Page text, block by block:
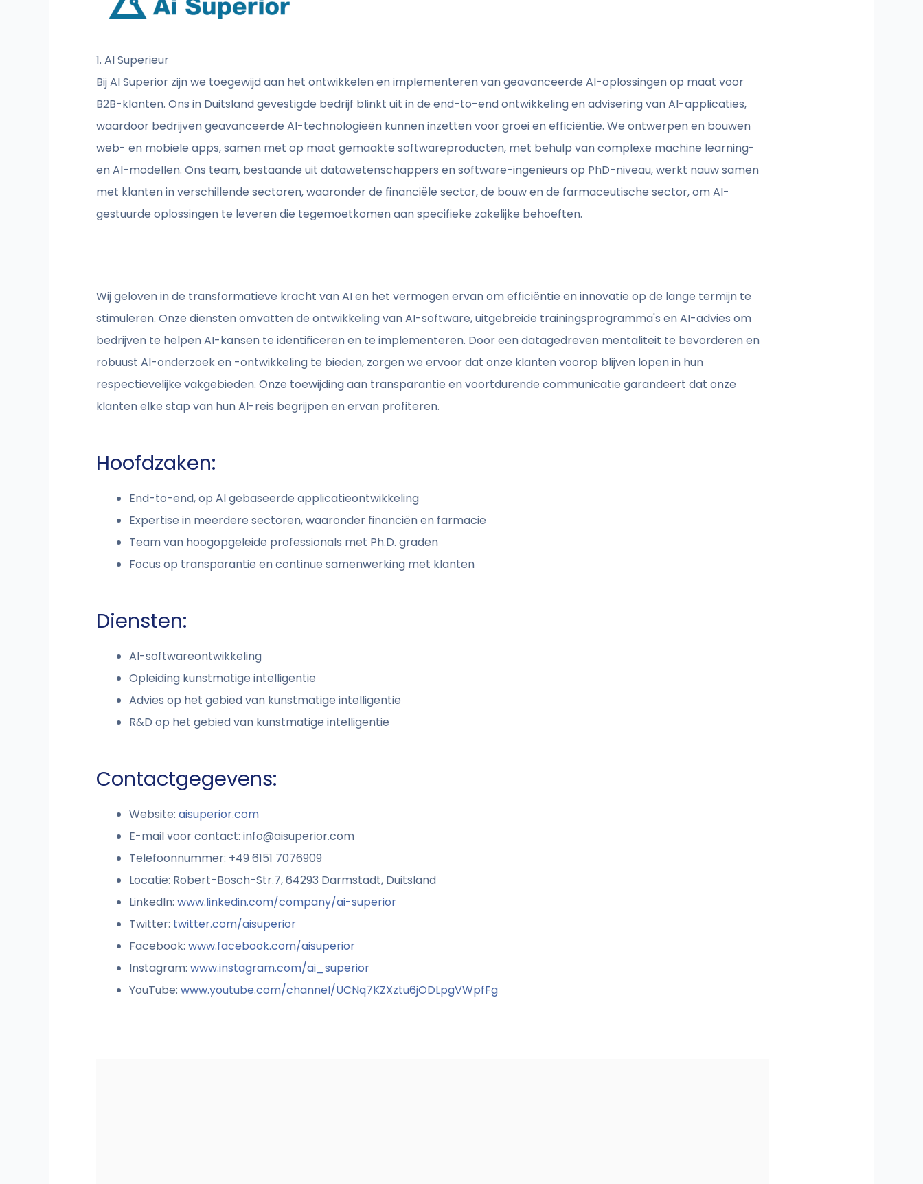
1. AI Superieur
Bij AI Superior zijn we toegewijd aan het ontwikkelen en implementeren van geavanceerde AI-oplossingen op maat voor
B2B-klanten. Ons in Duitsland gevestigde bedrijf blinkt uit in de end-to-end ontwikkeling en advisering van AI-applicaties,
waardoor bedrijven geavanceerde AI-technologieën kunnen inzetten voor groei en efficiëntie. We ontwerpen en bouwen
web- en mobiele apps, samen met op maat gemaakte softwareproducten, met behulp van complexe machine learning-
en AI-modellen. Ons team, bestaande uit datawetenschappers en software-ingenieurs op PhD-niveau, werkt nauw samen
met klanten in verschillende sectoren, waaronder de financiële sector, de bouw en de farmaceutische sector, om AI-
gestuurde oplossingen te leveren die tegemoetkomen aan specifieke zakelijke behoeften.
Wij geloven in de transformatieve kracht van AI en het vermogen ervan om efficiëntie en innovatie op de lange termijn te
stimuleren. Onze diensten omvatten de ontwikkeling van AI-software, uitgebreide trainingsprogramma's en AI-advies om
bedrijven te helpen AI-kansen te identificeren en te implementeren. Door een datagedreven mentaliteit te bevorderen en
robuust AI-onderzoek en -ontwikkeling te bieden, zorgen we ervoor dat onze klanten voorop blijven lopen in hun
respectievelijke vakgebieden. Onze toewijding aan transparantie en voortdurende communicatie garandeert dat onze
klanten elke stap van hun AI-reis begrijpen en ervan profiteren.
Hoofdzaken:
End-to-end, op AI gebaseerde applicatieontwikkeling
Expertise in meerdere sectoren, waaronder financiën en farmacie
Team van hoogopgeleide professionals met Ph.D. graden
Focus op transparantie en continue samenwerking met klanten
Diensten:
AI-softwareontwikkeling
Opleiding kunstmatige intelligentie
Advies op het gebied van kunstmatige intelligentie
R&D op het gebied van kunstmatige intelligentie
Contactgegevens:
Website: aisuperior.com
E-mail voor contact: info@aisuperior.com
Telefoonnummer: +49 6151 7076909
Locatie: Robert-Bosch-Str.7, 64293 Darmstadt, Duitsland
LinkedIn: www.linkedin.com/company/ai-superior
Twitter: twitter.com/aisuperior
Facebook: www.facebook.com/aisuperior
Instagram: www.instagram.com/ai_superior
YouTube: www.youtube.com/channel/UCNq7KZXztu6jODLpgVWpfFg